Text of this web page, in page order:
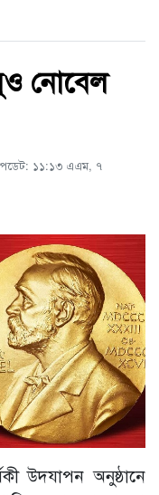
নোবেল
১১:১৩ এএম, ৭
উদযাপন অনুষ্ঠানে